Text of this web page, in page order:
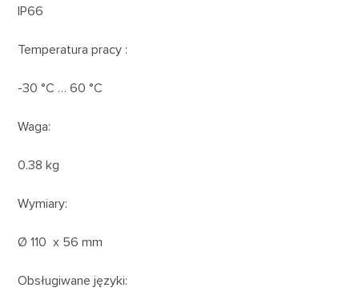
IP66
Temperatura pracy :
-30 °C … 60 °C
Waga:
0.38 kg
Wymiary:
Ø 110 x 56 mm
Obsługiwane języki: